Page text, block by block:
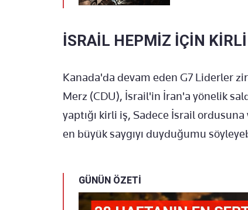
İSRAİL HEPMİZ İÇİN
Kanada'da devam eden G7 Liderler
Merz (CDU), İsrail'in İran'a yönelik
yaptığı kirli iş, Sadece İsrail
en büyük saygıyı duyduğumu
GÜNÜN ÖZETİ